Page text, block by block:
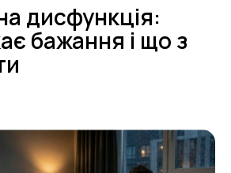
дисфункція:
бажання і що з